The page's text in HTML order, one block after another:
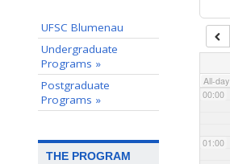
UFSC Blumenau
Undergraduate
Programs »
Postgraduate
Programs »
THE PROGRAM
All-day
00:00
01:00